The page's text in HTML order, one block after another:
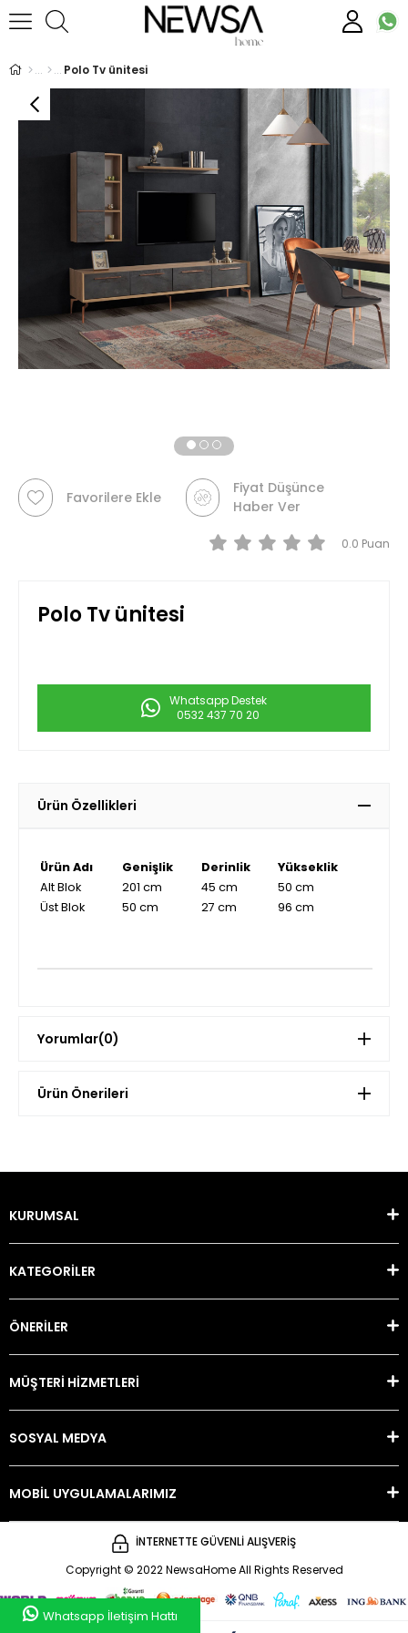
Polo Tv ünitesi
Favorilere Ekle
Fiyat Düşünce
Haber Ver
0.0
Polo Tv ünitesi
Whatsapp Destek
0532 437 70 20
Ürün Özellikleri
Ürün Adı Genişlik Derinlik
Yükseklik
Alt Blok
201 cm 45 cm
50 cm
Üst Blok
50 cm 27 cm 96 cm
Yorumlar(0)
Ürün Önerileri
KURUMSAL
KATEGORİLER
ÖNERİLER
MÜŞTERİ HİZMETLERİ
SOSYAL MEDYA
MOBİL UYGULAMALARIMIZ
İNTERNETTE GÜVENLİ ALIŞVERİŞ
Copyright © 2022 NewsaHome All Rights Reserved
Whatsapp İletişim Hattı